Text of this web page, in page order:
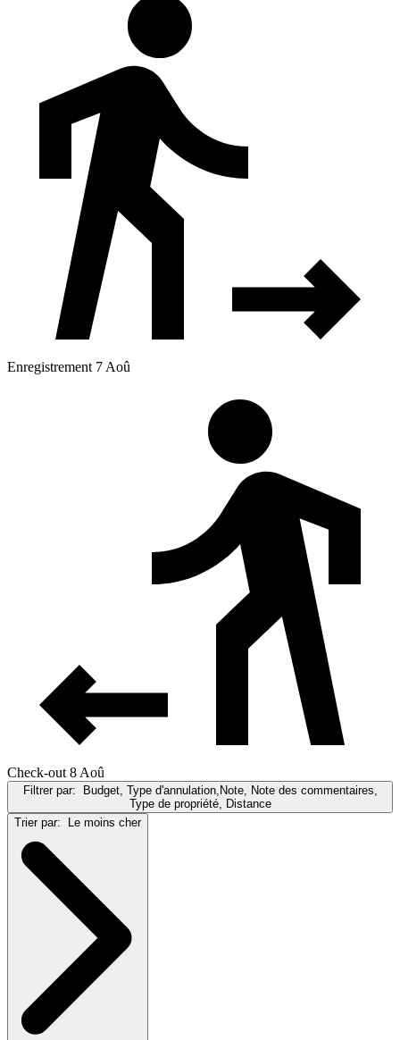
Enregistrement 7 Aoû
Check-out 8 Aoû
Filtrer par:
Budget, Type d'annulation,Note, Note des commentaires,
Type de propriété, Distance
Trier par:
Le moins cher